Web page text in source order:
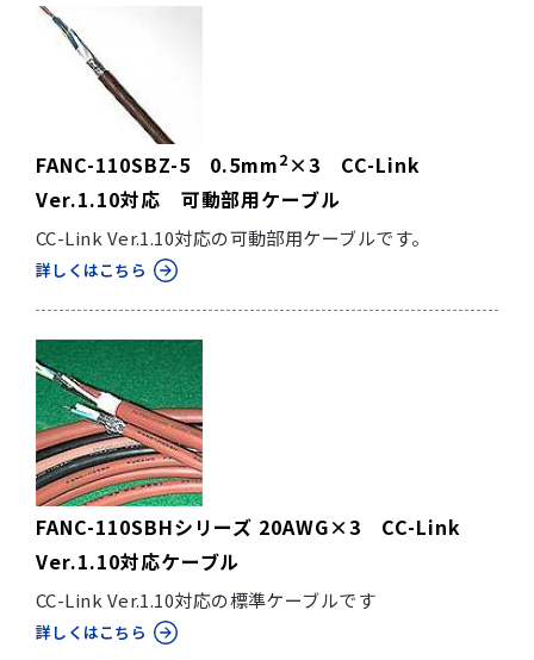
FANC-110SBZ-5 0.5mm2 ×3 CC-Link
Ver.1.10対応 可動部用ケーブル
CC-Link Ver.1.10対応の可動部用ケーブルです。
詳しくはこちら
FANC-110SBHシリーズ 20AWG×3 CC-Link
Ver.1.10対応ケーブル
CC-Link Ver.1.10対応の標準ケーブルです
詳しくはこちら